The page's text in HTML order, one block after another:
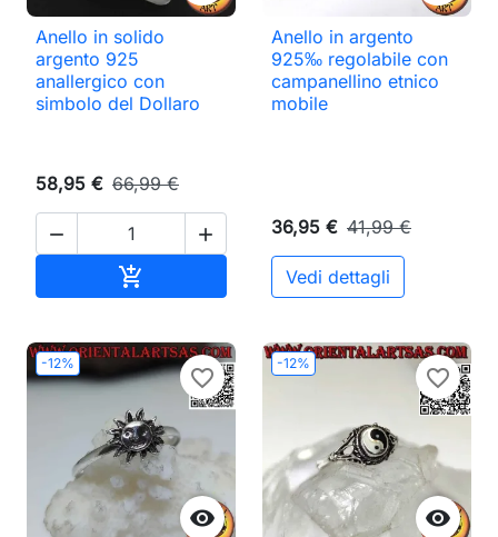
Anello in solido
argento 925
anallergico con
simbolo del Dollaro
58,95 € 66,99 €
 
 Aggiungi al carrello
Anello in argento
925‰ regolabile con
campanellino etnico
mobile
36,95 € 41,99 €
Vedi dettagli
-12%

favorite_border
-12%

favorite_border